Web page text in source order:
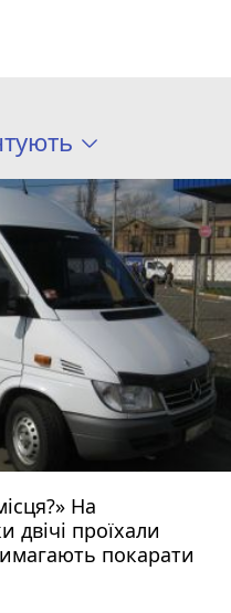
На
проїхали
покарати